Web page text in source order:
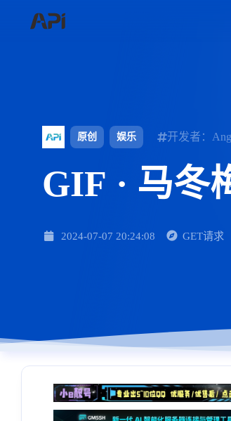
原创 娱乐 开发者：
GIF · 马冬
2024-07-07 20:24:08 GET请求